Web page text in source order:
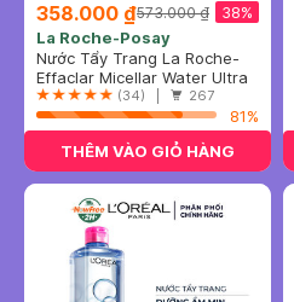
358.000 ₫ 38%
573.000 ₫
La Roche-Posay
Nước Tẩy Trang La Roche-
Posay Cho Da Dầu, Nhạy
Cảm 400ml
Effaclar Micellar Water Ultra
Oily Skin
(34) | 267
81%
THÊM VÀO GIỎ HÀNG